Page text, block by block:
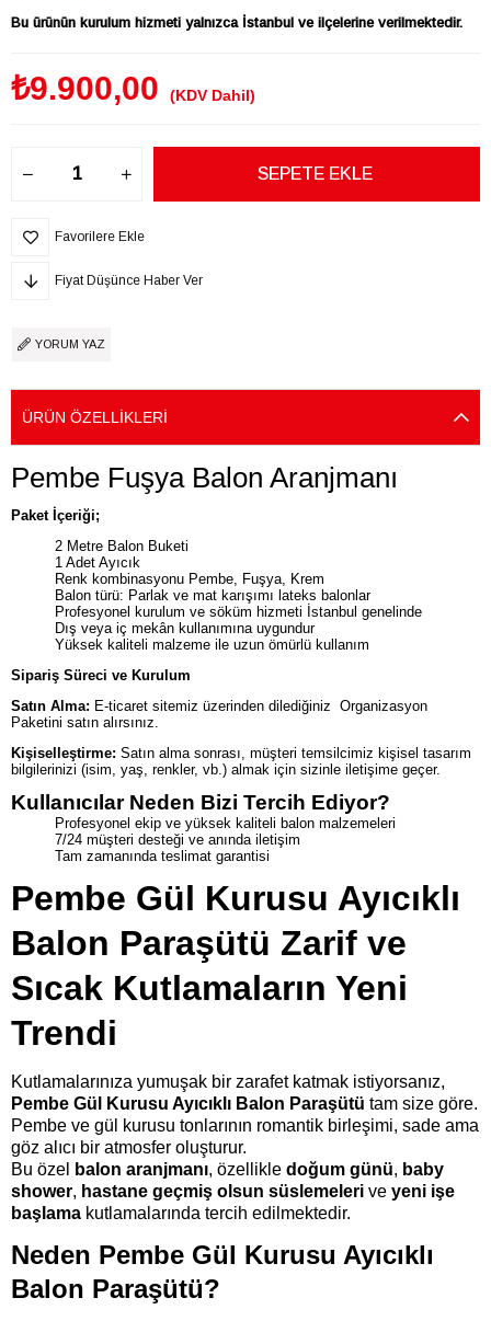
Bu ürünün kurulum hizmeti yalnızca İstanbul ve ilçelerine verilmektedir.
₺9.900,00 (KDV Dahil)
Favorilere Ekle
Fiyat Düşünce Haber Ver
YORUM YAZ
ÜRÜN ÖZELLIKLERI
Pembe Fuşya Balon Aranjmanı
Paket İçeriği;
2 Metre Balon Buketi
1 Adet Ayıcık
Renk kombinasyonu Pembe, Fuşya, Krem
Balon türü: Parlak ve mat karışımı lateks balonlar
Profesyonel kurulum ve söküm hizmeti İstanbul genelinde
Dış veya iç mekân kullanımına uygundur
Yüksek kaliteli malzeme ile uzun ömürlü kullanım
Sipariş Süreci ve Kurulum
Satın Alma: E-ticaret sitemiz üzerinden dilediğiniz Organizasyon
Paketini satın alırsınız.
Kişiselleştirme: Satın alma sonrası, müşteri temsilcimiz kişisel tasarım
bilgilerinizi (isim, yaş, renkler, vb.) almak için sizinle iletişime geçer.
Kullanıcılar Neden Bizi Tercih Ediyor?
Profesyonel ekip ve yüksek kaliteli balon malzemeleri
7/24 müşteri desteği ve anında iletişim
Tam zamanında teslimat garantisi
Pembe Gül Kurusu Ayıcıklı
Balon Paraşütü Zarif ve
Sıcak Kutlamaların Yeni
Trendi
Kutlamalarınıza yumuşak bir zarafet katmak istiyorsanız,
Pembe Gül Kurusu Ayıcıklı Balon Paraşütü tam size göre.
Pembe ve gül kurusu tonlarının romantik birleşimi, sade ama
göz alıcı bir atmosfer oluşturur.
Bu özel
balon aranjmanı, özellikle doğum günü, baby
shower, hastane geçmiş olsun süslemeleri ve yeni işe
başlama kutlamalarında tercih edilmektedir.
Neden Pembe Gül Kurusu Ayıcıklı
Balon Paraşütü?